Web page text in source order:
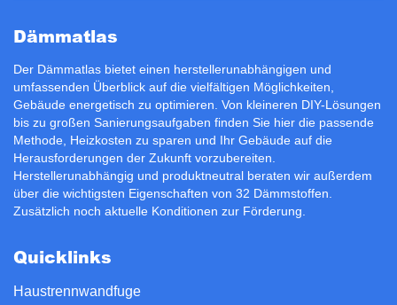
Dämmatlas
Der Dämmatlas bietet einen herstellerunabhängigen und
umfassenden Überblick auf die vielfältigen Möglichkeiten,
Gebäude energetisch zu optimieren. Von kleineren DIY-Lösungen
bis zu großen Sanierungsaufgaben finden Sie hier die passende
Methode, Heizkosten zu sparen und Ihr Gebäude auf die
Herausforderungen der Zukunft vorzubereiten.
Herstellerunabhängig und produktneutral beraten wir außerdem
über die wichtigsten Eigenschaften von 32 Dämmstoffen.
Zusätzlich noch aktuelle Konditionen zur Förderung
Quicklinks
Haustrennwandfuge